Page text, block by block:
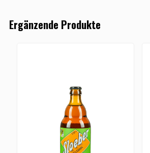
Ergänzende Produkte